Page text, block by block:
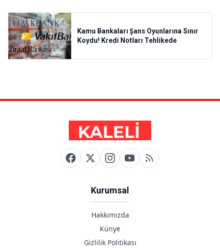
Kamu Bankaları Şans Oyunlarına Sınır
Koydu! Kredi Notları Tehlikede
Kurumsal
Hakkımızda
Künye
Gizlilik Politikası